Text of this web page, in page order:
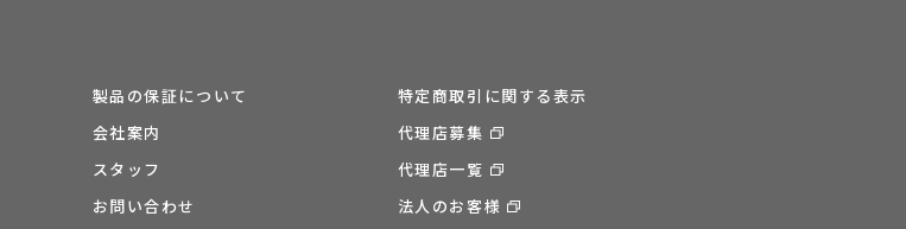
製品の保証について
会社案内
スタッフ
お問い合わせ
特定商取引に関する表示
代理店募集
代理店一覧
法人のお客様